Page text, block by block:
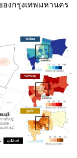
องกรุงเทพมหานคร